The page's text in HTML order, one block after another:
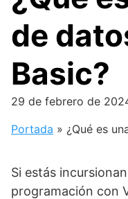
de
Basic?
29 de febrero de
Portada » ¿Qué es
Si estás
programación con